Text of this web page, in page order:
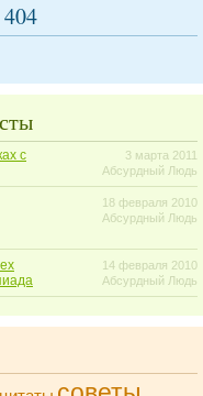
404
с
3 марта 2011
Абсурдный Людь
18 февраля 2010
Абсурдный Людь
14 февраля 2010
Абсурдный Людь